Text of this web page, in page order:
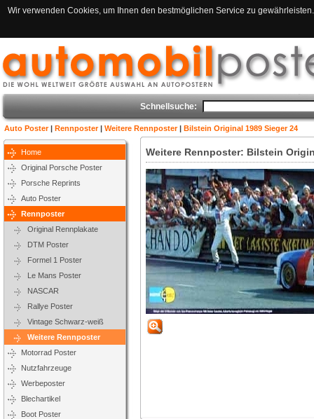
Wir verwenden Cookies, um Ihnen den bestmöglichen Service zu
Schnellsuche:
Auto Poster| Rennposter| Weitere Rennposter| Bilstein Original 1989 Sieger 24
Home
Original Porsche Poster
Porsche Reprints
Auto Poster
Rennposter
Original Rennplakate
DTM Poster
Formel 1 Poster
Le Mans Poster
NASCAR
Rallye Poster
Vintage Schwarz-weiß
Weitere Rennposter
Motorrad Poster
Nutzfahrzeuge
Werbeposter
Blechartikel
Boot Poster
Weitere Rennposter: Bilstein